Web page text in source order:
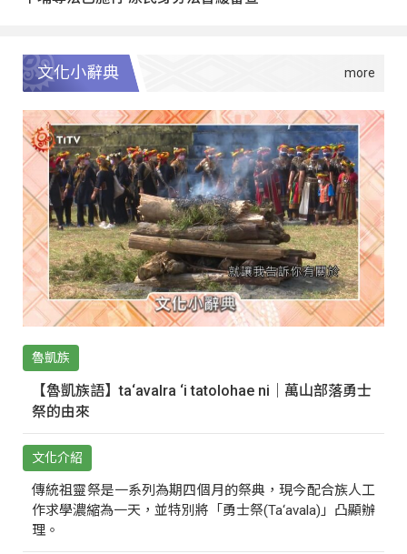
文化小辭典
魯凱族
【魯凱族語】ta‘avalra ‘i tatolohae ni｜萬山部落勇士
祭的由來
文化介紹
傳統祖靈祭是一系列為期四個月的祭典，現今配合族人工
作求學濃縮為一天，並特別將「勇士祭(Ta‘avala)」凸顯辦
理。